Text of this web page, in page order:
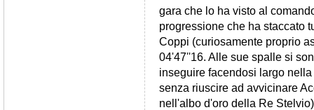
gara che lo ha visto al
progressione che ha staccato
Coppi (curiosamente proprio
04'47''16. Alle sue spalle si
inseguire facendosi largo
senza riuscire ad avvicinare
nell'albo d'oro della Re